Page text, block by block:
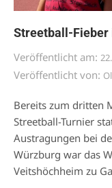
Streetball-Fieber
Veröffentlicht am:
Veröffentlicht von:
Bereits zum dritten
Streetball-Turnier
Austragungen bei
Würzburg war das
Veitshöchheim zu